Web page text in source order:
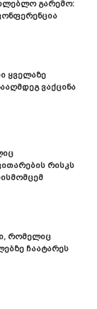
Გარემო:
Ყველაზე
Ვაქცინა
Რისკს
Რომელიც
Ჩაატარეს